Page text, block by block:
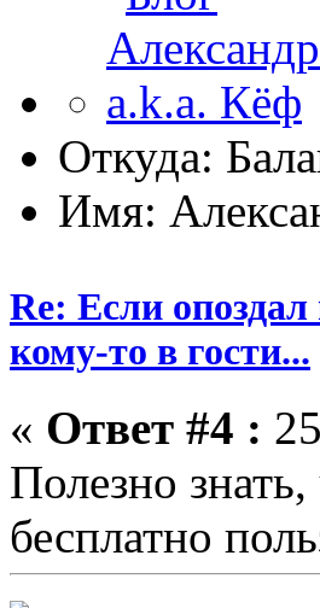
Откуда:
Имя:
Re: Если
кому-то в гости...
« Ответ #4 :
Полезно
бесплатно